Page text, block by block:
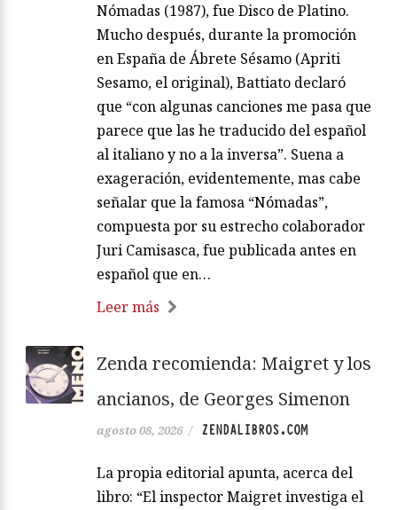
Nómadas (1987), fue Disco de Platino.
Mucho después, durante la promoción
en España de Ábrete Sésamo (Apriti
Sesamo, el original), Battiato declaró
que “con algunas canciones me pasa que
parece que las he traducido del español
al italiano y no a la inversa”. Suena a
exageración, evidentemente, mas cabe
señalar que la famosa “Nómadas”,
compuesta por su estrecho colaborador
Juri Camisasca, fue publicada antes en
español que en…
Leer más
Zenda recomienda: Maigret y los
ancianos, de Georges Simenon
agosto 08, 2026 / ZENDALIBROS.COM
La propia editorial apunta, acerca del
libro: “El inspector Maigret investiga el